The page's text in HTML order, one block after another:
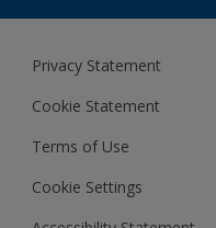
Modern Slavery Act
Careers at AkzoNobel
Privacy Statement
Cookie Statement
Terms of Use
Cookie Settings